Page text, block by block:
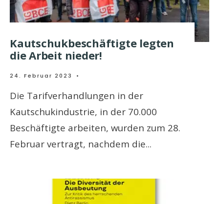
Kautschukbeschäftigte legten
die Arbeit nieder!
24. Februar 2023 •
Die Tarifverhandlungen in der
Kautschukindustrie, in der 70.000
Beschäftigte arbeiten, wurden zum 28.
Februar vertragt, nachdem die...